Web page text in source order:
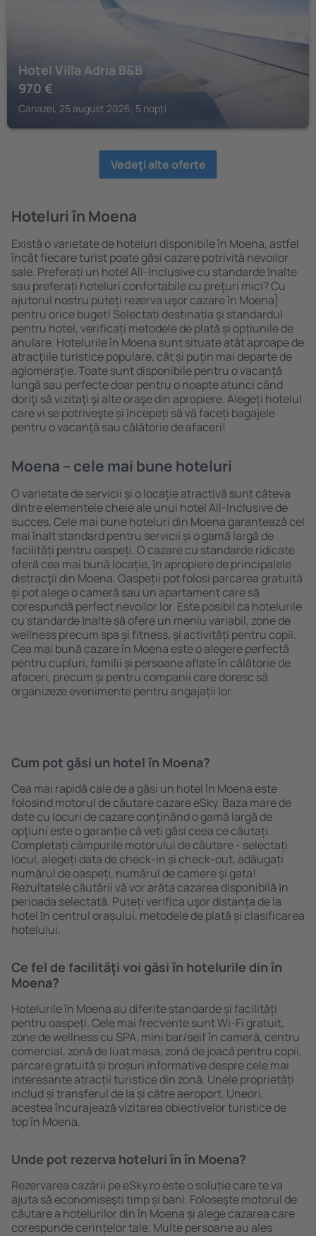
Hotel Villa Adria B&B
970 €
Canazei, 25 august 2026, 5 nopți
Vedeţi alte oferte
Hoteluri în Moena
Există o varietate de hoteluri disponibile în Moena, astfel
încât fiecare turist poate găsi cazare potrivită nevoilor
sale. Preferați un hotel All-Inclusive cu standarde ȋnalte
sau preferați hoteluri confortabile cu preţuri mici? Cu
ajutorul nostru puteți rezerva uşor cazare în Moena}
pentru orice buget! Selectați destinația şi standardul
pentru hotel, verificați metodele de plată și opțiunile de
anulare. Hotelurile în Moena sunt situate atât aproape de
atracţiile turistice populare, cât și puțin mai departe de
aglomerație. Toate sunt disponibile pentru o vacanță
lungă sau perfecte doar pentru o noapte atunci când
doriţi să vizitaţi şi alte oraşe din apropiere. Alegeți hotelul
care vi se potriveşte și începeți să vă faceți bagajele
pentru o vacanţă sau călătorie de afaceri!
Moena – cele mai bune hoteluri
O varietate de servicii și o locație atractivă sunt câteva
dintre elementele cheie ale unui hotel All-Inclusive de
succes. Cele mai bune hoteluri din Moena garantează cel
mai înalt standard pentru servicii și o gamă largă de
facilități pentru oaspeți. O cazare cu standarde ridicate
oferă cea mai bună locație, ȋn apropiere de principalele
distracţii din Moena. Oaspeții pot folosi parcarea gratuită
și pot alege o cameră sau un apartament care să
corespundă perfect nevoilor lor. Este posibil ca hotelurile
cu standarde ȋnalte să ofere un meniu variabil, zone de
wellness precum spa și fitness, și activități pentru copii.
Cea mai bună cazare în Moena este o alegere perfectă
pentru cupluri, familii și persoane aflate în călătorie de
afaceri, precum și pentru companii care doresc să
organizeze evenimente pentru angajații lor.
Cum pot găsi un hotel în Moena?
Cea mai rapidă cale de a găsi un hotel în Moena este
folosind motorul de căutare cazare eSky. Baza mare de
date cu locuri de cazare conţinând o gamă largă de
opţiuni este o garanție că veți găsi ceea ce căutați.
Completați câmpurile motorului de căutare - selectați
locul, alegeți data de check-in și check-out, adăugați
numărul de oaspeți, numărul de camere şi gata!
Rezultatele căutării vă vor arăta cazarea disponibilă ȋn
perioada selectată. Puteți verifica uşor distanța de la
hotel ȋn centrul orașului, metodele de plată și clasificarea
hotelului.
Ce fel de facilităţi voi găsi ȋn hotelurile din în
Moena?
Hotelurile în Moena au diferite standarde și facilități
pentru oaspeți. Cele mai frecvente sunt Wi-Fi gratuit,
zone de wellness cu SPA, mini bar/seif în cameră, centru
comercial, zonă de luat masa, zonă de joacă pentru copii,
parcare gratuită și broșuri informative despre cele mai
interesante atracții turistice din zonă. Unele proprietăți
includ și transferul de la și către aeroport. Uneori,
acestea încurajează vizitarea obiectivelor turistice de
top în Moena.
Unde pot rezerva hoteluri ȋn în Moena?
Rezervarea cazării pe eSky.ro este o soluție care te va
ajuta să economiseşti timp și bani. Foloseşte motorul de
căutare a hotelurilor din în Moena și alege cazarea care
corespunde cerințelor tale. Multe persoane au ales